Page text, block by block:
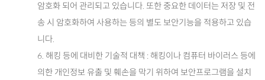
암호화 되어 관리되고 있습니다. 또한 중요한 데이터는 저장 및 전
송 시 암호화하여 사용하는 등의 별도 보안기능을 적용하고 있습
니다.
6. 해킹 등에 대비한 기술적 대책 : 해킹이나 컴퓨터 바이러스 등에
의한 개인정보 유출 및 훼손을 막기 위하여 보안프로그램을 설치